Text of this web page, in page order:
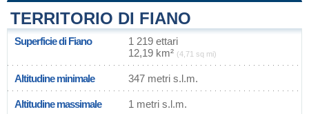
TERRITORIO DI FIANO
Superficie di Fiano
1 219 ettari
12,19 km² (4,71 sq mi)
Altitudine minimale 347 metri s.l.m.
Altitudine massimale 1 metri s.l.m.